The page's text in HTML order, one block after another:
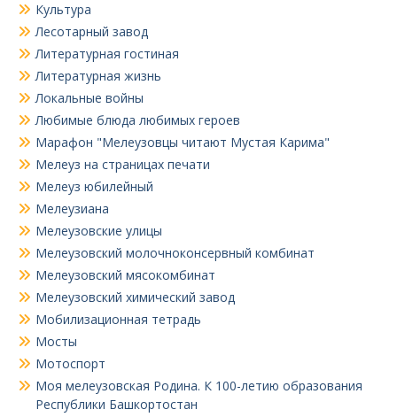
Культура
Лесотарный завод
Литературная гостиная
Литературная жизнь
Локальные войны
Любимые блюда любимых героев
Марафон "Мелеузовцы читают Мустая Карима"
Мелеуз на страницах печати
Мелеуз юбилейный
Мелеузиана
Мелеузовские улицы
Мелеузовский молочноконсервный комбинат
Мелеузовский мясокомбинат
Мелеузовский химический завод
Мобилизационная тетрадь
Мосты
Мотоспорт
Моя мелеузовская Родина. К 100-летию образования
Республики Башкортостан